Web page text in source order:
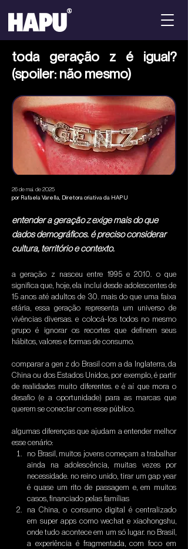
toda geração z é igual?
(spoiler: não mesmo)
26 de mai. de 2025
por Rafaela Varella, Diretora criativa da HAPU
entender a geração z exige mais do que
dados demográficos. é preciso considerar
cultura, território e contexto.
a geração z nasceu entre 1995 e 2010. o que
significa que, hoje, ela inclui desde adolescentes de
15 anos até adultos de 30. mais do que uma faixa
etária, essa geração representa um universo de
vivências diversas. e colocá-los todos no mesmo
grupo é ignorar os recortes que definem seus
hábitos, valores e formas de consumo.
comparar a gen z do Brasil com a da Inglaterra, da
China ou dos Estados Unidos, por exemplo, é partir
de realidades muito diferentes. e é aí que mora o
desafio (e a oportunidade) para as marcas que
querem se conectar com esse público.
algumas diferenças que ajudam a entender melhor
esse cenário:
no Brasil, muitos jovens começam a trabalhar
ainda na adolescência, muitas vezes por
necessidade. no reino unido, tirar um gap year
é quase um rito de passagem e, em muitos
casos, financiado pelas famílias
na China, o consumo digital é centralizado
em super apps como wechat e xiaohongshu,
onde tudo acontece em um só lugar. no Brasil,
a experiência é fragmentada, com foco em